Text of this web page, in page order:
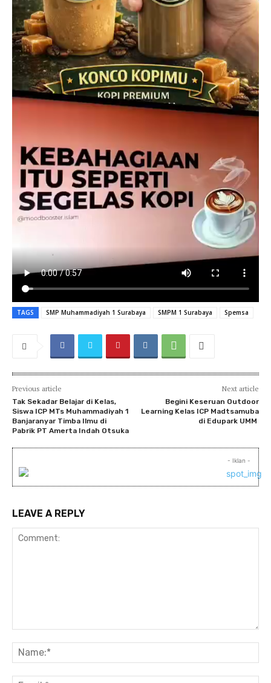
TAGS SMP Muhammadiyah 1 Surabaya SMPM 1 Surabaya Spemsa
Previous article
Tak Sekadar Belajar di Kelas,
Siswa ICP MTs Muhammadiyah 1
Banjaranyar Timba Ilmu di
Pabrik PT Amerta Indah Otsuka
Next article
Begini Keseruan Outdoor
Learning Kelas ICP Madtsamuba
di Edupark UMM
- Iklan -
LEAVE A REPLY